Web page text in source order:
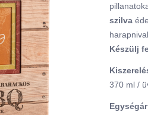
szilva
Készülj
370 ml /